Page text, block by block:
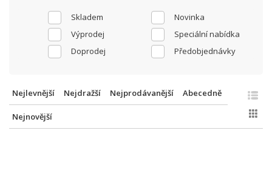
Skladem
Novinka
Výprodej
Speciální nabídka
Doprodej
Předobjednávky
Nejlevnější Nejdražší Nejprodávanější Abecedně
Nejnovější